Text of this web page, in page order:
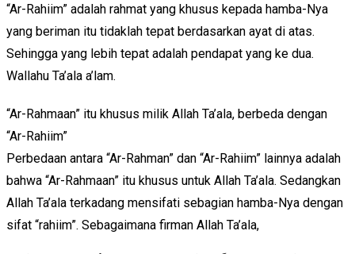
“Ar-Rahiim” adalah rahmat yang khusus kepada hamba-Nya
yang beriman itu tidaklah tepat berdasarkan ayat di atas.
Sehingga yang lebih tepat adalah pendapat yang ke dua.
Wallahu Ta’ala a’lam.
“Ar-Rahmaan” itu khusus milik Allah Ta’ala, berbeda dengan
“Ar-Rahiim”
Perbedaan antara “Ar-Rahman” dan “Ar-Rahiim” lainnya adalah
bahwa “Ar-Rahmaan” itu khusus untuk Allah Ta’ala. Sedangkan
Allah Ta’ala terkadang mensifati sebagian hamba-Nya dengan
sifat “rahiim”. Sebagaimana firman Allah Ta’ala,